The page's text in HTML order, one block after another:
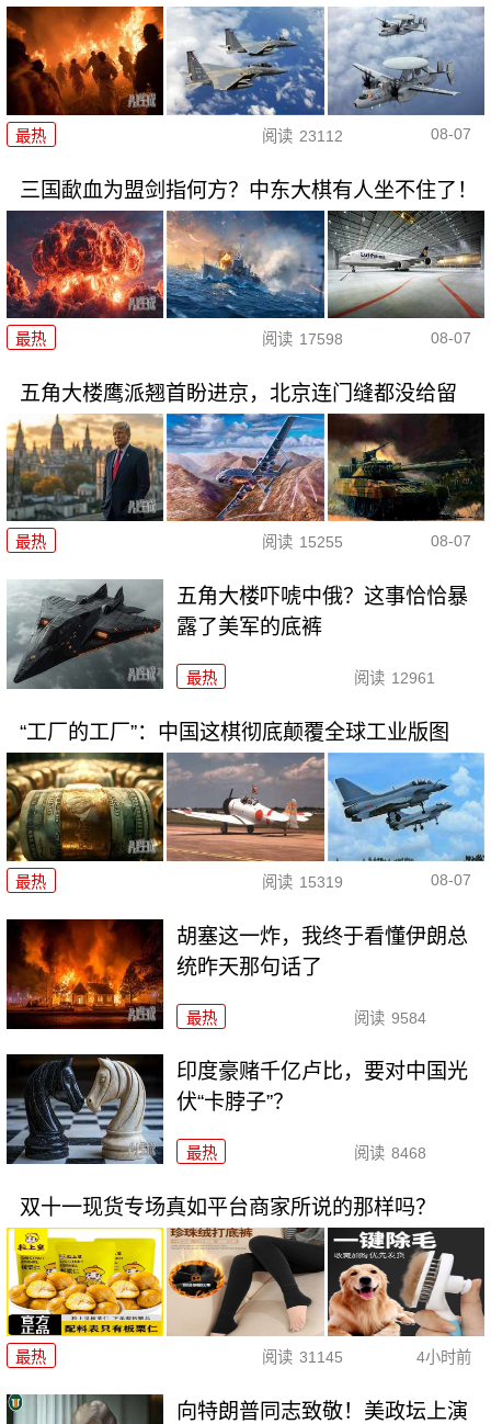
最热 阅读 23112 08-07
三国歃血为盟剑指何方？中东大棋有人坐不住了！
最热 阅读 17598 08-07
五角大楼鹰派翘首盼进京，北京连门缝都没给留
最热 阅读 15255 08-07
五角大楼吓唬中俄？这事恰恰暴
露了美军的底裤
最热 阅读 12961
“工厂的工厂”：中国这棋彻底颠覆全球工业版图
最热 阅读 15319 08-07
胡塞这一炸，我终于看懂伊朗总
统昨天那句话了
最热 阅读 9584
印度豪赌千亿卢比，要对中国光
伏“卡脖子”？
最热 阅读 8468
双十一现货专场真如平台商家所说的那样吗？
最热 阅读 31145 4小时前
向特朗普同志致敬！美政坛上演